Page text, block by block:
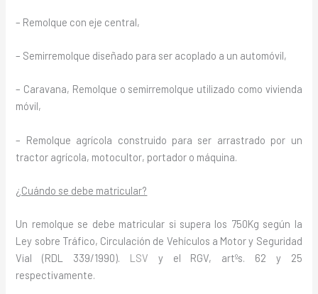
– Remolque con eje central,
– Semirremolque diseñado para ser acoplado a un automóvil,
– Caravana, Remolque o semirremolque utilizado como vivienda
móvil,
– Remolque agrícola construido para ser arrastrado por un
tractor agrícola, motocultor, portador o máquina.
¿Cuándo se debe matricular?
Un remolque se debe matricular si supera los 750Kg según la
Ley sobre Tráfico, Circulación de Vehículos a Motor y Seguridad
Vial (RDL 339/1990). LSV y el RGV, artºs. 62 y 25
respectivamente.